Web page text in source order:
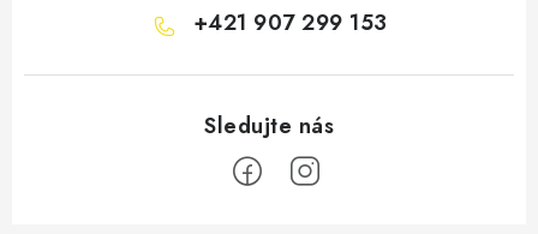
+421 907 299 153